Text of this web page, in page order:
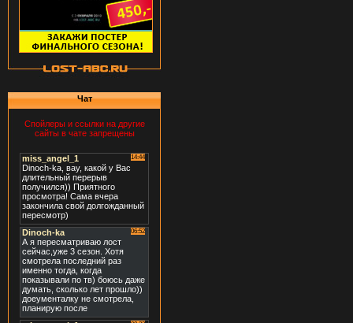
Чат
Спойлеры и ссылки на другие
сайты в чате запрещены